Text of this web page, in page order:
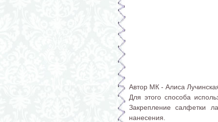
Автор МК - Алиса
Для этого способа
Закрепление салфетки
нанесения.